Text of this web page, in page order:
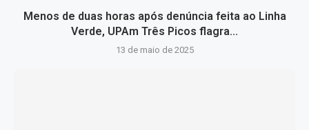
Menos de duas horas após denúncia feita ao Linha
Verde, UPAm Três Picos flagra...
13 de maio de 2025